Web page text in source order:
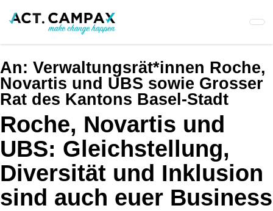
An: Verwaltungsrät*innen Roche,
Novartis und UBS sowie Grosser
Rat des Kantons Basel-Stadt
Roche, Novartis und
UBS: Gleichstellung,
Diversität und Inklusion
sind auch euer Business